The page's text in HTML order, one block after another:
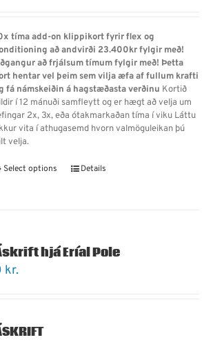
440.000 kr.
tíma add-on klippikort fyrir flex og
að andvirði 23.400kr fylgir með!
að frjálsum tímum fylgir með! Þetta
hentar vel þeim sem vilja æfa af fullum krafti
fá námskeiðin á hagstæðasta verðinu Kortið
í 12 mánuði samfleytt og er hægt að velja um
2x, 3x, eða ótakmarkaðan tíma í viku Láttu
vita í athugasemd hvorn valmöguleikan þú
velja.
Select options Details
hjá Eríal Pole
kr.